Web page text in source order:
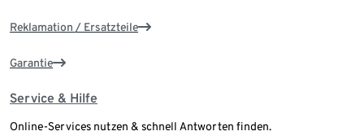
Reklamation / Ersatzteile
Garantie
Service & Hilfe
Online-Services nutzen & schnell Antworten finden.